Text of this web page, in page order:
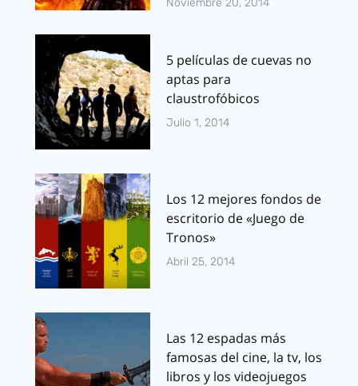
5 películas de cuevas no
aptas para
claustrofóbicos
Julio 1, 2014
Los 12 mejores fondos de
escritorio de «Juego de
Tronos»
Abril 25, 2014
Las 12 espadas más
famosas del cine, la tv, los
libros y los videojuegos